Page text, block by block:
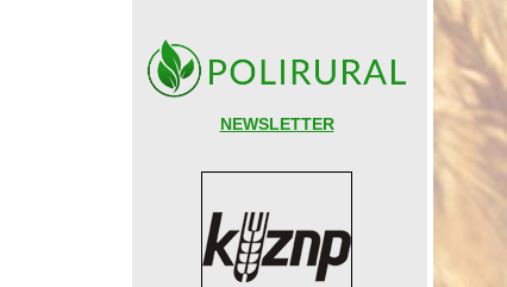
NEWSLETTER